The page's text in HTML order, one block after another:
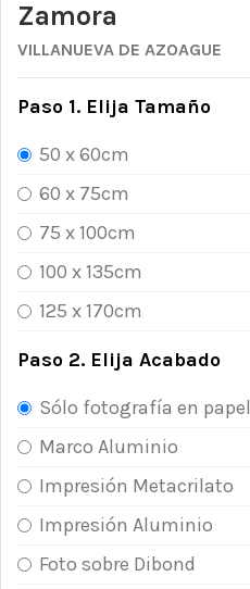
Zamora
VILLANUEVA DE AZOAGUE
Paso 1. Elija Tamaño
50 x 60cm
60 x 75cm
75 x 100cm
100 x 135cm
125 x 170cm
Paso 2. Elija Acabado
Sólo fotografía en papel
Marco Aluminio
Impresión Metacrilato
Impresión Aluminio
Foto sobre Dibond